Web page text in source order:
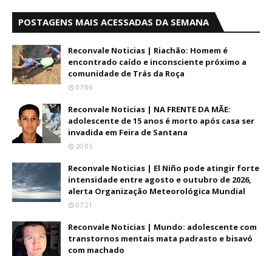
POSTAGENS MAIS ACESSADAS DA SEMANA
Reconvale Noticias | Riachão: Homem é
encontrado caído e inconsciente próximo a
comunidade de Trás da Roça
07:06
Reconvale Noticias | NA FRENTE DA MÃE:
adolescente de 15 anos é morto após casa ser
invadida em Feira de Santana
20:05
Reconvale Noticias | El Niño pode atingir forte
intensidade entre agosto e outubro de 2026,
alerta Organização Meteorológica Mundial
07:21
Reconvale Noticias | Mundo: adolescente com
transtornos mentais mata padrasto e bisavó
com machado